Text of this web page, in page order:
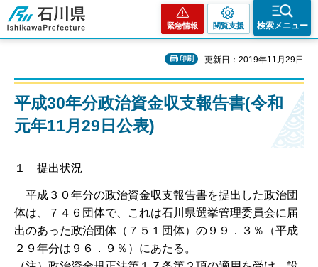
石川県
緊急情報 閲覧支援 検索メニュー
印刷 更新日：2019年11月29日
平成30年分政治資金収支報告書(令和
元年11月29日公表)
１ 提出状況
平成３０年分の政治資金収支報告書を提出した政治団
体は、７４６団体で、これは石川県選挙管理委員会に届
出のあった政治団体（７５１団体）の９９．３％（平成
２９年分は９６．９％）にあたる。